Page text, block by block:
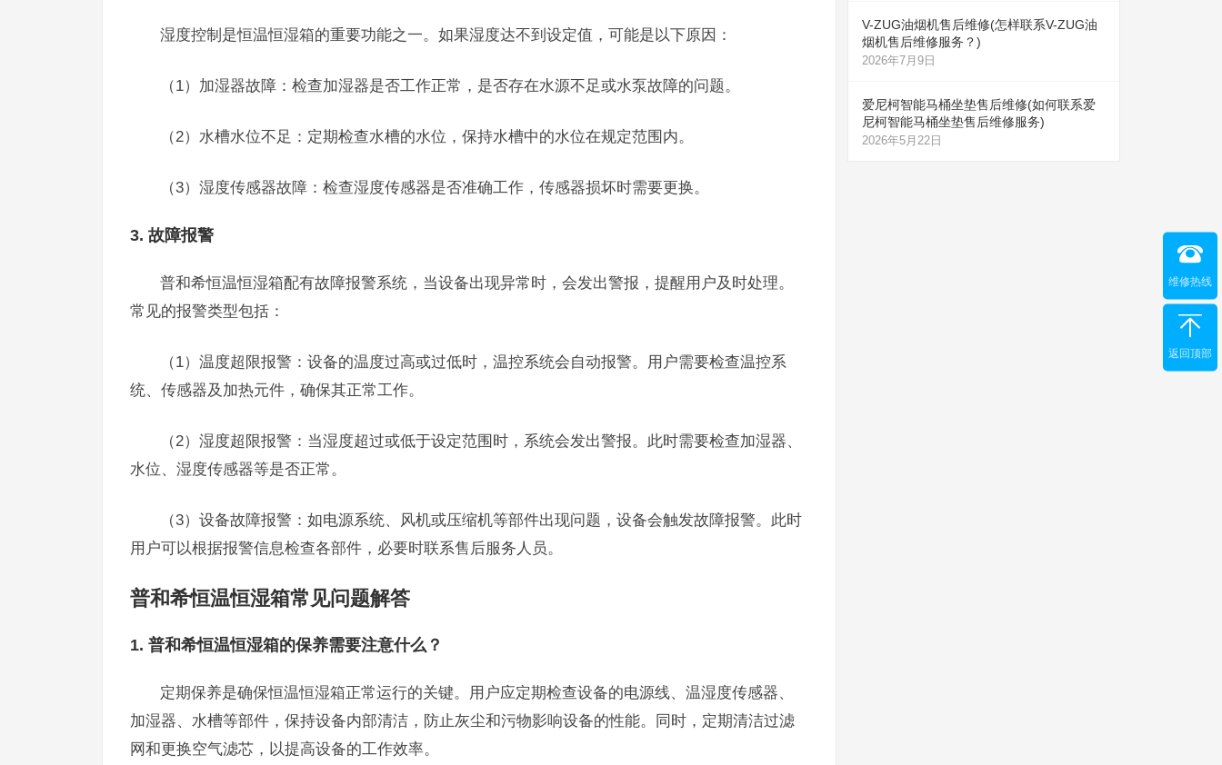
湿度控制是恒温恒湿箱的重要功能之一。如果湿度达不到设定值，可能是以下原因：
（1）加湿器故障：检查加湿器是否工作正常，是否存在水源不足或水泵故障的问题。
（2）水槽水位不足：定期检查水槽的水位，保持水槽中的水位在规定范围内。
（3）湿度传感器故障：检查湿度传感器是否准确工作，传感器损坏时需要更换。
3. 故障报警
普和希恒温恒湿箱配有故障报警系统，当设备出现异常时，会发出警报，提醒用户及时处理。
常见的报警类型包括：
（1）温度超限报警：设备的温度过高或过低时，温控系统会自动报警。用户需要检查温控系
统、传感器及加热元件，确保其正常工作。
（2）湿度超限报警：当湿度超过或低于设定范围时，系统会发出警报。此时需要检查加湿器、
水位、湿度传感器等是否正常。
（3）设备故障报警：如电源系统、风机或压缩机等部件出现问题，设备会触发故障报警。此时
用户可以根据报警信息检查各部件，必要时联系售后服务人员。
普和希恒温恒湿箱常见问题解答
1. 普和希恒温恒湿箱的保养需要注意什么？
定期保养是确保恒温恒湿箱正常运行的关键。用户应定期检查设备的电源线、温湿度传感器、
加湿器、水槽等部件，保持设备内部清洁，防止灰尘和污物影响设备的性能。同时，定期清洁过滤
网和更换空气滤芯，以提高设备的工作效率。
V-ZUG油烟机售后维修(怎样联系V-ZUG油
烟机售后维修服务？)
2026年7月9日
爱尼柯智能马桶坐垫售后维修(如何联系爱
尼柯智能马桶坐垫售后维修服务)
2026年5月22日
维修热线
返回顶部